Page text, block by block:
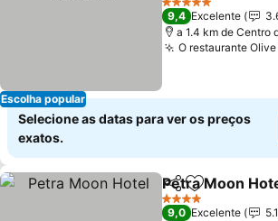
Escolha popular
5 Estrelas
9,4 Excelente
a 1.4 km de Centro
O restaurante Olive
Selecione as datas para ver os preços
exatos.
PartilharAdicionar
Petra Moon
4 Estrelas
9,0 Excelente